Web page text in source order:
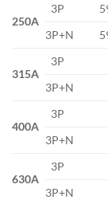
250A
3P
3P+N
315A
3P
3P+N
400A
3P
3P+N
630A
3P
3P+N